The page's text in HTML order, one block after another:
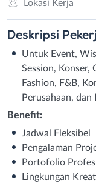
Lokasi Kerja
Deskripsi
Untuk Event,
Session, Konser,
Fashion, F&B,
Perusahaan,
Benefit:
Jadwal Fleksibel
Pengalaman
Portofolio
Lingkungan